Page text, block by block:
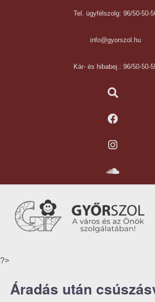
Tel. ügyfélszolg: 96/50-50-
info@gyorszol.hu
Kár- és hibabej.: 96/50-50-
?>
Áradás után